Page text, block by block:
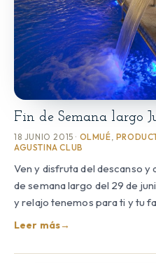
Fin de Semana largo
18 JUNIO 2015 · OLMUÉ,
AGUSTINA CLUB
Ven y disfruta del descanso
de semana largo del 29 de
y relajo tenemos para ti y tu
Leer más→